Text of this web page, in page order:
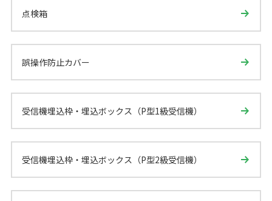
点検箱
誤操作防止カバー
受信機埋込枠・埋込ボックス（P型1級受信機）
受信機埋込枠・埋込ボックス（P型2級受信機）